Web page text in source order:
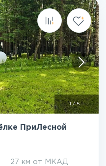
1/5
ПриЛесной
27 км от МКАД